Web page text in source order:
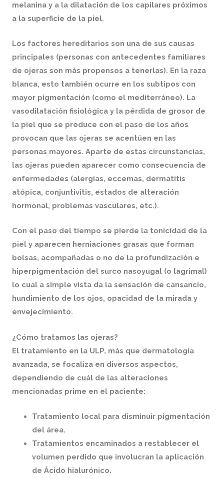
melanina y a la dilatación de los capilares próximos
a la superficie de la piel.
Los factores hereditarios son una de sus causas
principales (personas con antecedentes familiares
de ojeras son más propensos a tenerlas). En la raza
blanca, esto también ocurre en los subtipos con
mayor pigmentación (como el mediterráneo). La
vasodilatación fisiológica y la pérdida de grosor de
la piel que se produce con el paso de los años
provocan que las ojeras se acentúen en las
personas mayores. Aparte de estas circunstancias,
las ojeras pueden aparecer como consecuencia de
enfermedades (alergias, eccemas, dermatitis
atópica, conjuntivitis, estados de alteración
hormonal, problemas vasculares, etc.).
Con el paso del tiempo se pierde la tonicidad de la
piel y aparecen herniaciones grasas que forman
bolsas, acompañadas o no de la profundización e
hiperpigmentación del surco nasoyugal (o lagrimal)
lo cual a simple vista da la sensación de cansancio,
hundimiento de los ojos, opacidad de la mirada y
envejecimiento.
¿Cómo tratamos las ojeras?
El tratamiento en la ULP, más que dermatología
avanzada, se focaliza en diversos aspectos,
dependiendo de cuál de las alteraciones
mencionadas prime en el paciente:
Tratamiento local para disminuir pigmentación
del área.
Tratamientos encaminados a restablecer el
volumen perdido que involucran la aplicación
de Ácido hialurónico.